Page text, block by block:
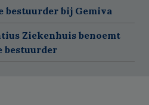
bestuurder bij Gemiva
Ziekenhuis benoemt
bestuurder